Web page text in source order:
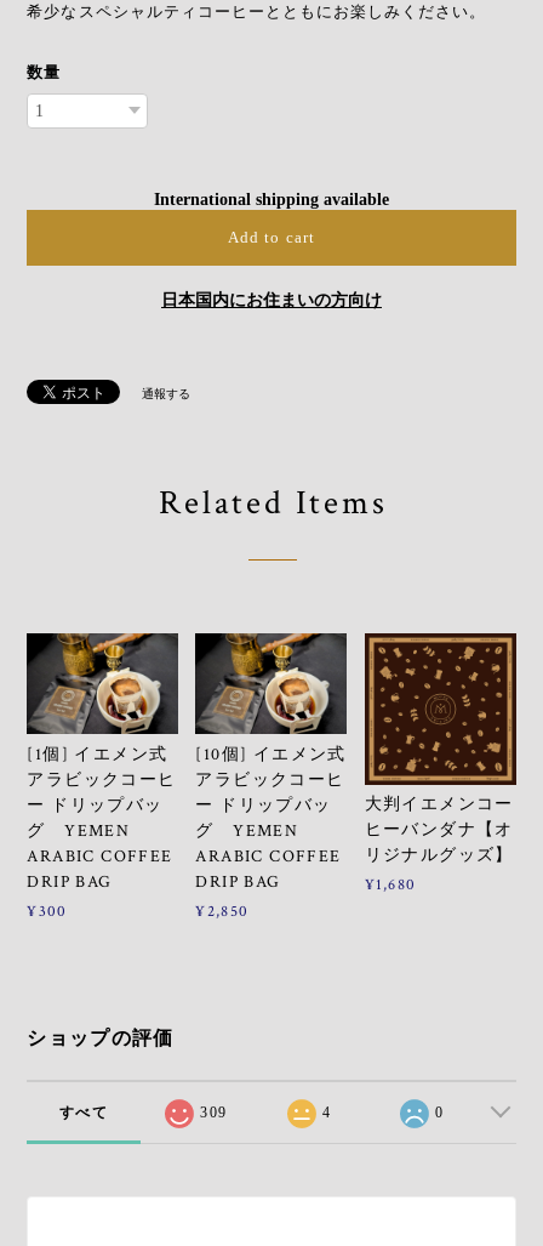
希少なスペシャルティコーヒーとともにお楽しみください。
数量
International shipping available
Add to cart
日本国内にお住まいの方向け
通報する
Related Items
[1個] イエメン式
アラビックコーヒ
ー ドリップバッ
グ YEMEN
ARABIC COFFEE
DRIP BAG
¥300
[10個] イエメン式
アラビックコーヒ
ー ドリップバッ
グ YEMEN
ARABIC COFFEE
DRIP BAG
¥2,850
大判イエメンコー
ヒーバンダナ【オ
リジナルグッズ】
¥1,680
ショップの評価
すべて 309 4 0